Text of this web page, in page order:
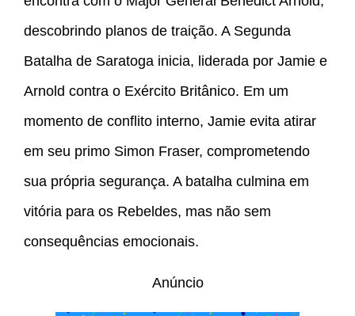
descobrindo planos de traição. A Segunda
Batalha de Saratoga inicia, liderada por Jamie e
Arnold contra o Exército Britânico. Em um
momento de conflito interno, Jamie evita atirar
em seu primo Simon Fraser, comprometendo
sua própria segurança. A batalha culmina em
vitória para os Rebeldes, mas não sem
consequências emocionais.
Anúncio